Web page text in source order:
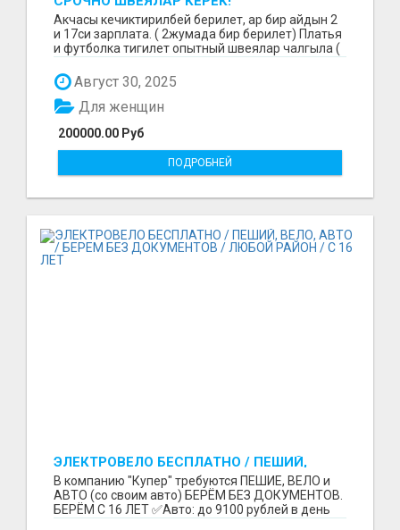
Акчасы кечиктирилбей берилет, ар бир айдын 2
и 17си зарплата. ( 2жумада бир берилет) Платья
и футболка тигилет опытный швеялар чалгыла (
уйр...
Август 30, 2025
200000.00 Руб
Для женщин
ПОДРОБНЕЙ
ЭЛЕКТРОВЕЛО БЕСПЛАТНО / ПЕШИЙ,
ВЕЛО, АВТО / БЕРЕМ БЕЗ ДОКУМЕНТОВ /
ЛЮБОЙ РАЙОН / С 16 ЛЕТ
В компанию "Купер" требуются ПЕШИЕ, ВЕЛО и
АВТО (со своим авто) БЕРЁМ БЕЗ ДОКУМЕНТОВ.
БЕРЁМ С 16 ЛЕТ ✅Авто: до 9100 рублей в день